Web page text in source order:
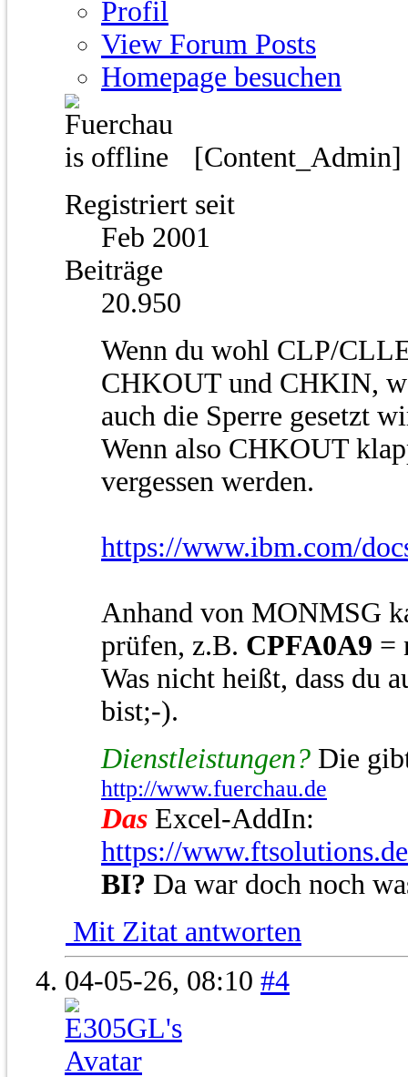
Profil
View Forum Posts
Homepage besuchen
[Content_Admin]
Registriert seit
Feb 2001
Beiträge
20.950
Wenn du wohl CLP/
CHKOUT und CHKIN,
auch die Sperre gesetzt
Wenn also CHKOUT
vergessen werden.
https://www.ibm.com/
Anhand von MONMSG
prüfen, z.B. CPFA0A9 =
Was nicht heißt, dass du
bist;-).
Dienstleistungen? Die
http://www.fuerchau.de
Das Excel-AddIn:
https://
BI? Da war doch noch
Mit Zitat antworten
04-05-26, 08:10 #4